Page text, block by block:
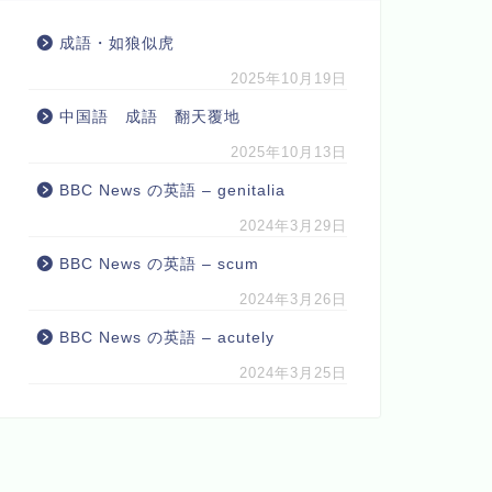
成語・如狼似虎
2025年10月19日
中国語 成語 翻天覆地
2025年10月13日
BBC News の英語 – genitalia
2024年3月29日
BBC News の英語 – scum
2024年3月26日
BBC News の英語 – acutely
2024年3月25日